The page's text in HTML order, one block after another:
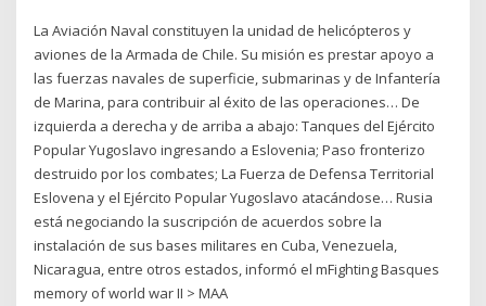
La Aviación Naval constituyen la unidad de helicópteros y
aviones de la Armada de Chile. Su misión es prestar apoyo a
las fuerzas navales de superficie, submarinas y de Infantería
de Marina, para contribuir al éxito de las operaciones… De
izquierda a derecha y de arriba a abajo: Tanques del Ejército
Popular Yugoslavo ingresando a Eslovenia; Paso fronterizo
destruido por los combates; La Fuerza de Defensa Territorial
Eslovena y el Ejército Popular Yugoslavo atacándose… Rusia
está negociando la suscripción de acuerdos sobre la
instalación de sus bases militares en Cuba, Venezuela,
Nicaragua, entre otros estados, informó el mFighting Basques
memory of world war II > MAA